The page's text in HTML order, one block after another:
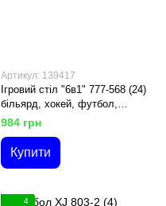
Артикул: 139417
Ігровий стіл "6в1" 777-568 (24)
більярд, хокей, футбол,
боулінг, гольф, баскетбол, в
коробці
984 грн
Купити
4